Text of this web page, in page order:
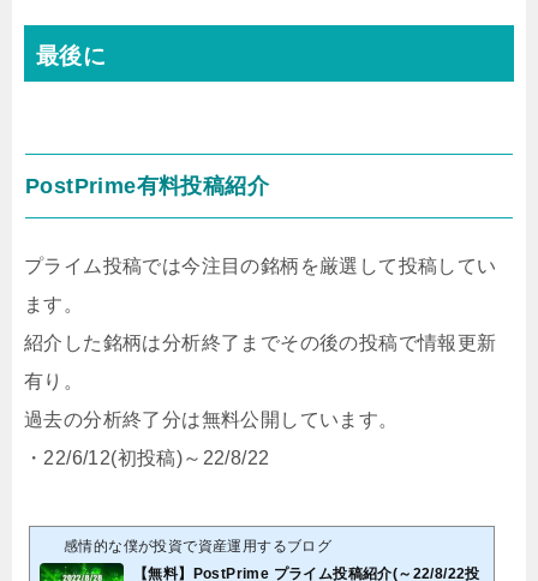
最後に
PostPrime有料投稿紹介
プライム投稿では今注目の銘柄を厳選して投稿してい
ます。
紹介した銘柄は分析終了までその後の投稿で情報更新
有り。
過去の分析終了分は無料公開しています。
・22/6/12(初投稿)～22/8/22
感情的な僕が投資で資産運用するブログ
【無料】PostPrime プライム投稿紹介(～22/8/22投